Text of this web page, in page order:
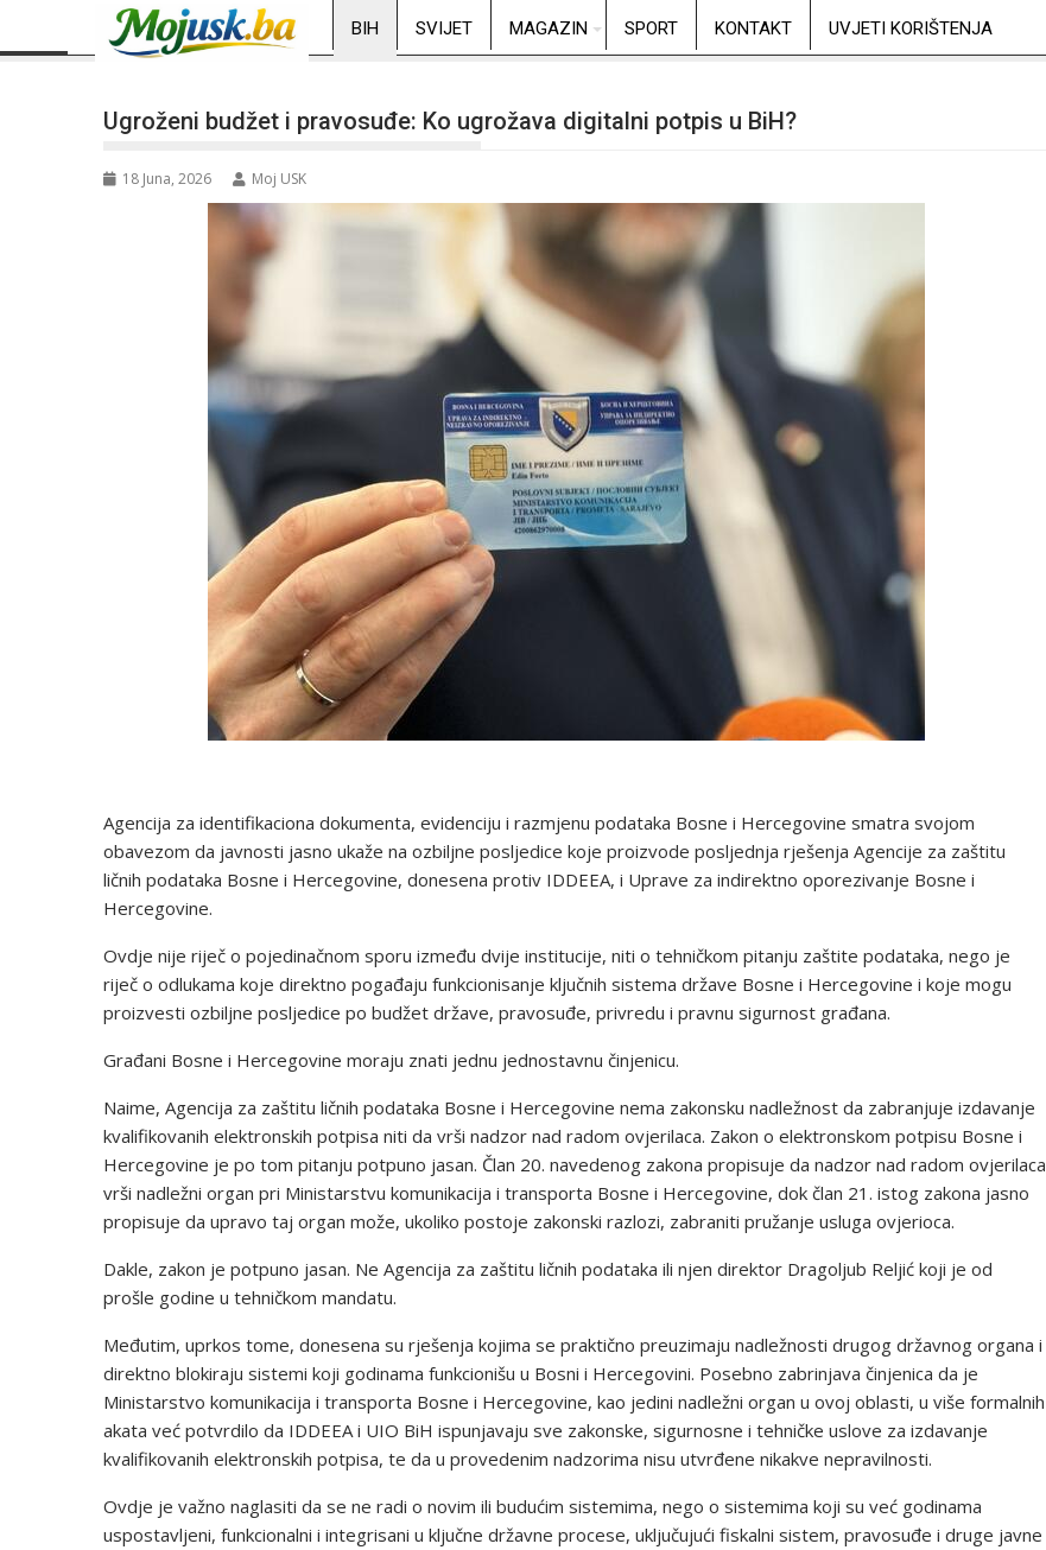
BIH SVIJET MAGAZIN SPORT KONTAKT UVJETI KORIŠTENJA
Ugroženi budžet i pravosuđe: Ko ugrožava digitalni potpis u BiH?
18 Juna, 2026 Moj USK
Agencija za identifikaciona dokumenta, evidenciju i razmjenu podataka Bosne i Hercegovine smatra svojom
obavezom da javnosti jasno ukaže na ozbiljne posljedice koje proizvode posljednja rješenja Agencije za zaštitu
ličnih podataka Bosne i Hercegovine, donesena protiv IDDEEA, i Uprave za indirektno oporezivanje Bosne i
Hercegovine.
Ovdje nije riječ o pojedinačnom sporu između dvije institucije, niti o tehničkom pitanju zaštite podataka, nego je
riječ o odlukama koje direktno pogađaju funkcionisanje ključnih sistema države Bosne i Hercegovine i koje mogu
proizvesti ozbiljne posljedice po budžet države, pravosuđe, privredu i pravnu sigurnost građana.
Građani Bosne i Hercegovine moraju znati jednu jednostavnu činjenicu.
Naime, Agencija za zaštitu ličnih podataka Bosne i Hercegovine nema zakonsku nadležnost da zabranjuje izdavanje
kvalifikovanih elektronskih potpisa niti da vrši nadzor nad radom ovjerilaca. Zakon o elektronskom potpisu Bosne i
Hercegovine je po tom pitanju potpuno jasan. Član 20. navedenog zakona propisuje da nadzor nad radom ovjerilaca
vrši nadležni organ pri Ministarstvu komunikacija i transporta Bosne i Hercegovine, dok član 21. istog zakona jasno
propisuje da upravo taj organ može, ukoliko postoje zakonski razlozi, zabraniti pružanje usluga ovjerioca.
Dakle, zakon je potpuno jasan. Ne Agencija za zaštitu ličnih podataka ili njen direktor Dragoljub Reljić koji je od
prošle godine u tehničkom mandatu.
Međutim, uprkos tome, donesena su rješenja kojima se praktično preuzimaju nadležnosti drugog državnog organa i
direktno blokiraju sistemi koji godinama funkcionišu u Bosni i Hercegovini. Posebno zabrinjava činjenica da je
Ministarstvo komunikacija i transporta Bosne i Hercegovine, kao jedini nadležni organ u ovoj oblasti, u više formalnih
akata već potvrdilo da IDDEEA i UIO BiH ispunjavaju sve zakonske, sigurnosne i tehničke uslove za izdavanje
kvalifikovanih elektronskih potpisa, te da u provedenim nadzorima nisu utvrđene nikakve nepravilnosti.
Ovdje je važno naglasiti da se ne radi o novim ili budućim sistemima, nego o sistemima koji su već godinama
uspostavljeni, funkcionalni i integrisani u ključne državne procese, uključujući fiskalni sistem, pravosuđe i druge javne